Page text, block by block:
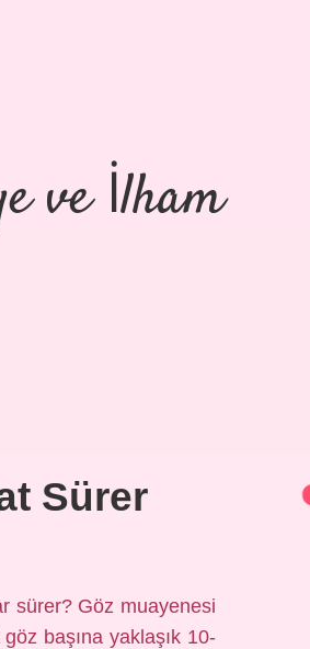
ve İlham
Sürer
sürer? Göz muayenesi
başına yaklaşık 10-